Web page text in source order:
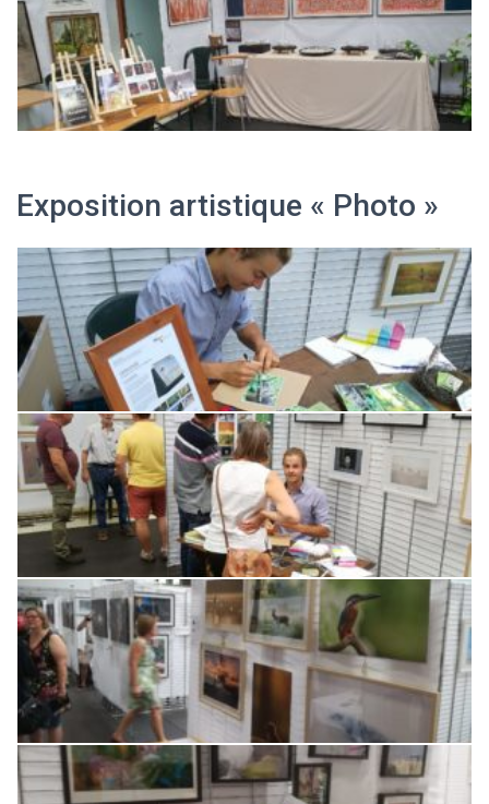
Exposition artistique « Photo »